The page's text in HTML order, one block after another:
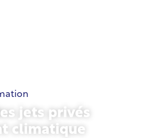
jets privés
climatique